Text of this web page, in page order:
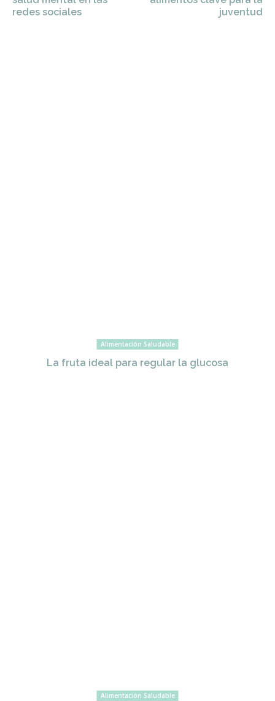
redes sociales
juventud
Alimentación Saludable
La fruta ideal para regular la glucosa
Alimentación Saludable